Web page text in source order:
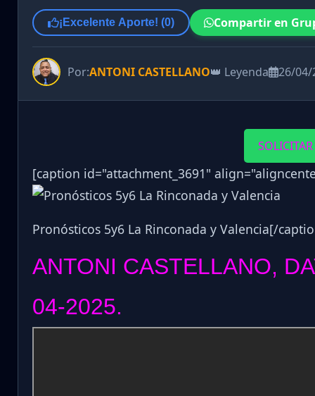
¡Excelente Aporte! (0) Compartir en
Por:ANTONI CASTELLANO👑 Leyenda 26/04/
[caption id="attachment_3691"
Pronósticos 5y6 La Rinconada y Valencia[/
ANTONI CASTELLANO,
04-2025.